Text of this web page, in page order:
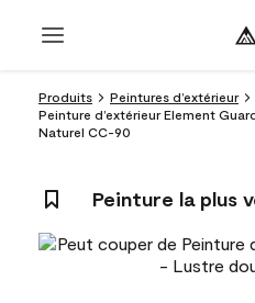
Produits
Peintures d’extérieur
Peinture d’extérieur Element
Naturel CC-90
Peinture la plus